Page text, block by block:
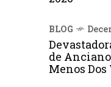
BLOG
de
Menos